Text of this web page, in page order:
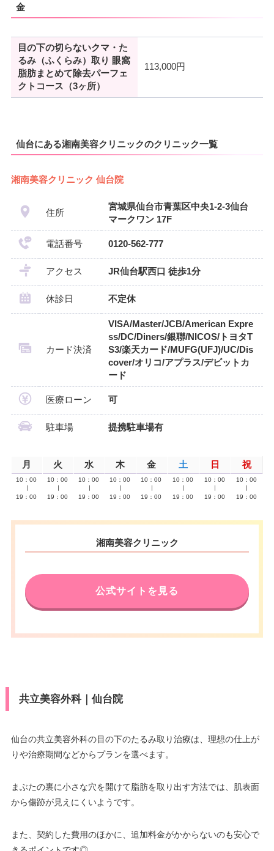
金
目の下の切らないクマ・た
るみ（ふくらみ）取り 眼窩
脂肪まとめて除去パーフェ
クトコース（3ヶ所）
113,000円
仙台にある湘南美容クリニックのクリニック一覧
湘南美容クリニック 仙台院
住所
宮城県仙台市青葉区中央1‐2‐3仙台
マークワン 17F
電話番号 0120-562-777
アクセス JR仙台駅西口 徒歩1分
休診日 不定休
カード決済
VISA/Master/JCB/American Expre
ss/DC/Diners/銀聯/NICOS/トヨタT
S3/楽天カード/MUFG(UFJ)/UC/Dis
cover/オリコ/アプラス/デビットカ
ード
医療ローン 可
駐車場 提携駐車場有
月 火 水 木 金 土 日 祝
10：00
19：00
10：00
19：00
10：00
19：00
10：00
19：00
10：00
19：00
10：00
19：00
10：00
19：00
10：00
19：00
湘南美容クリニック
公式サイトを見る
共立美容外科｜仙台院
仙台の共立美容外科の目の下のたるみ取り治療は、理想の仕上が
りや治療期間などからプランを選べます。
まぶたの裏に小さな穴を開けて脂肪を取り出す方法では、肌表面
から傷跡が見えにくいようです。
また、契約した費用のほかに、追加料金がかからないのも安心で